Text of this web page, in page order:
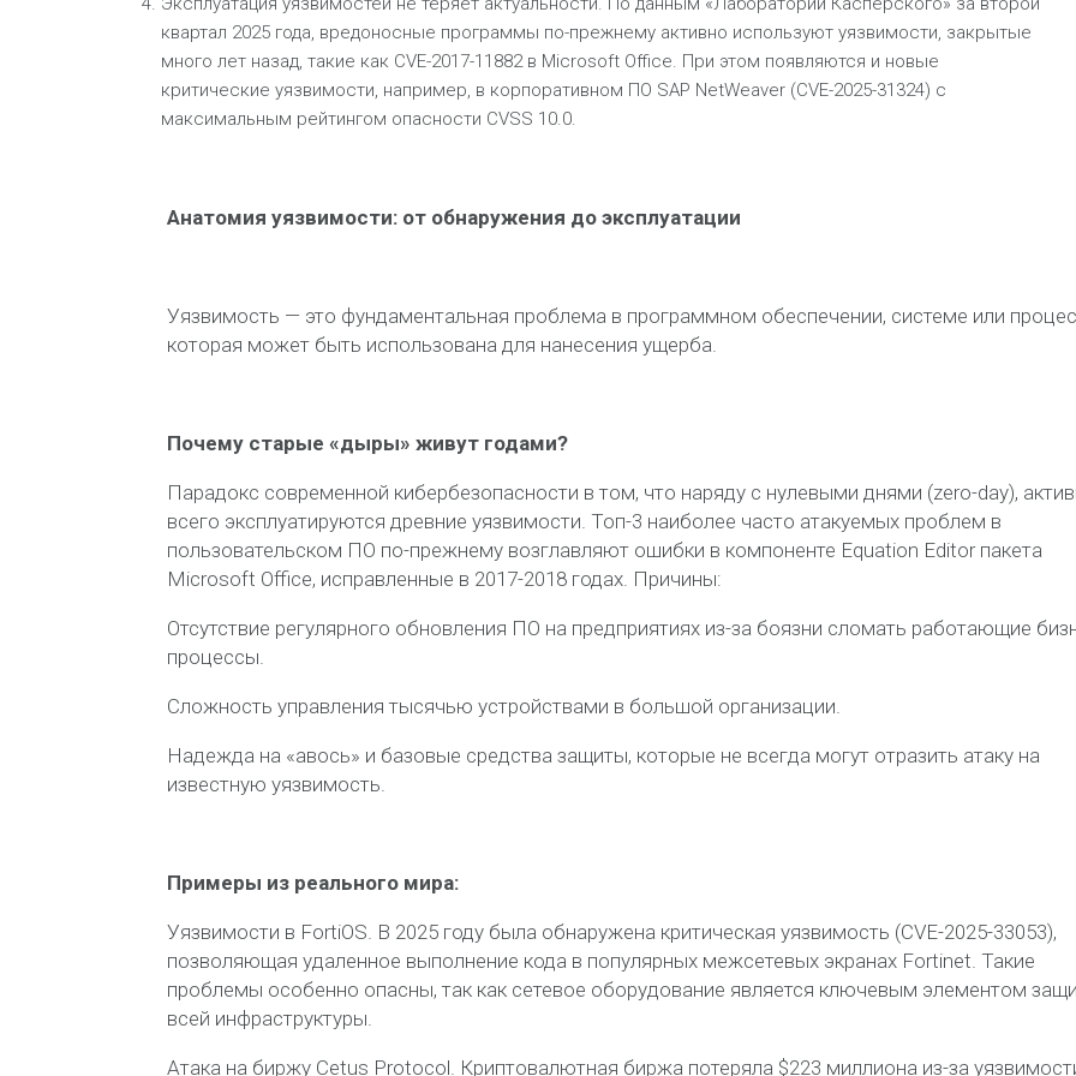
квартал 2025 года, вредоносные программы по-прежнему активно используют уязвимости, закрытые
много лет назад, такие как CVE-2017-11882 в Microsoft Office. При этом появляются и новые
критические уязвимости, например, в корпоративном ПО SAP NetWeaver (CVE-2025-31324) с
максимальным рейтингом опасности CVSS 10.0.
Анатомия уязвимости: от обнаружения до эксплуатации
Уязвимость — это фундаментальная проблема в программном обеспечении, системе или
которая может быть использована для нанесения ущерба.
Почему старые «дыры» живут годами?
Парадокс современной кибербезопасности в том, что наряду с нулевыми днями (zero-day),
всего эксплуатируются древние уязвимости. Топ-3 наиболее часто атакуемых проблем в
пользовательском ПО по-прежнему возглавляют ошибки в компоненте Equation Editor пакета
Microsoft Office, исправленные в 2017-2018 годах. Причины:
Отсутствие регулярного обновления ПО на предприятиях из-за боязни сломать работающие
процессы.
Сложность управления тысячью устройствами в большой организации.
Надежда на «авось» и базовые средства защиты, которые не всегда могут отразить атаку на
известную уязвимость.
Примеры из реального мира:
Уязвимости в FortiOS. В 2025 году была обнаружена критическая уязвимость (CVE-2025-33053),
позволяющая удаленное выполнение кода в популярных межсетевых экранах Fortinet. Такие
проблемы особенно опасны, так как сетевое оборудование является ключевым элементом
всей инфраструктуры.
Атака на биржу Cetus Protocol. Криптовалютная биржа потеряла $223 миллиона из-за